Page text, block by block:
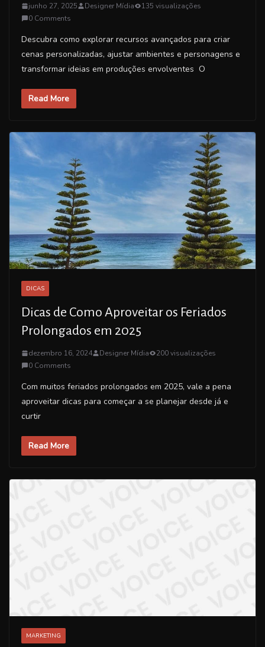
junho 27, 2025 Designer Mídia
135 visualizações
0 Comments
Descubra como explorar recursos avançados para criar
cenas personalizadas, ajustar ambientes e personagens e
transformar ideias em produções envolventes O
Read More
DICAS
Dicas de Como Aproveitar os Feriados
Prolongados em 2025
dezembro 16, 2024 Designer Mídia
200 visualizações
0 Comments
Com muitos feriados prolongados em 2025, vale a pena
aproveitar dicas para começar a se planejar desde já e
curtir
Read More
MARKETING